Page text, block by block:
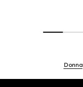
Donna